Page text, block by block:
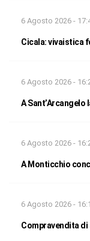
6 Agosto 2026 -
Cicala: vivaistica
6 Agosto 2026 -
A Sant’Arcangelo
6 Agosto 2026 -
A Monticchio
6 Agosto 2026 -
Compravendita